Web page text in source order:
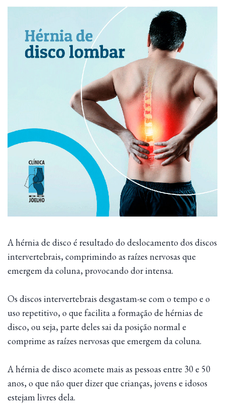
A hérnia de disco é resultado do deslocamento dos discos
intervertebrais, comprimindo as raízes nervosas que
emergem da coluna, provocando dor intensa.
Os discos intervertebrais desgastam-se com o tempo e o
uso repetitivo, o que facilita a formação de hérnias de
disco, ou seja, parte deles sai da posição normal e
comprime as raízes nervosas que emergem da coluna.
A hérnia de disco acomete mais as pessoas entre 30 e 50
anos, o que não quer dizer que crianças, jovens e idosos
estejam livres dela.